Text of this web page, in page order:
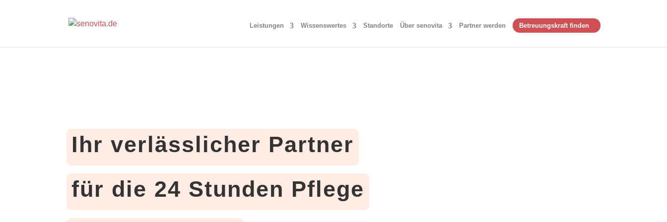
Leistungen Wissenswertes Standorte Über senovita Partner werden Betreuungskraft finden
Ihr verlässlicher Partner
für die 24 Stunden Pflege